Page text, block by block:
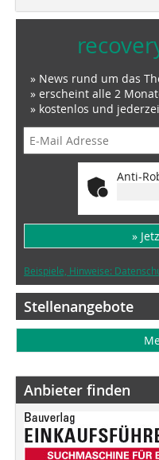
» News rund um das
» erscheint alle 2
» kostenlos und
Anti-
»
Beispiele, Hinweise:
Stellenangebote
Anbieter finden